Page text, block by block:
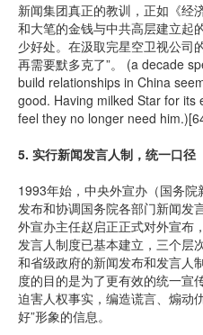
新闻集团真正的教训，正如《经
和大笔的金钱与中共高层建立起
少好处。在汲取完星空卫视公司
再需要默多克了”。 (a decade
build relationships in China
good. Having milked Star for its
feel they no longer need
5. 实行新闻发言人制，统一口径
1993年始，中央外宣办（国务
发布和协调国务院各部门新闻发
外宣办主任赵启正正式对外宣布
发言人制度已基本建立，三个层
和省级政府的新闻发布和发言人
度的目的是为了更有效的统一宣
迫害人权事实，编造谎言、煽动
好”形象的信息。